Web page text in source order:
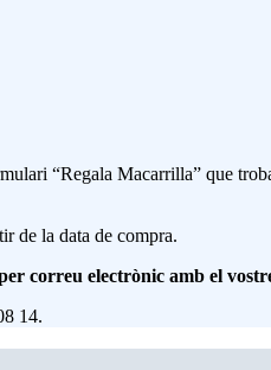
“Regala Macarrilla” que
de la data de compra.
correu electrònic amb el
14.